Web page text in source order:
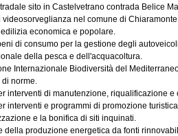
sito in Castelvetrano contrada Belice
nel comune di
economica e popolare.
di consumo per la gestione degli
della pesca e dell'acquacoltura.
Internazionale Biodiversità del
norme.
interventi di manutenzione, riqualificazione e
interventi e programmi di promozione
e la bonifica di siti inquinati.
della produzione energetica da fonti